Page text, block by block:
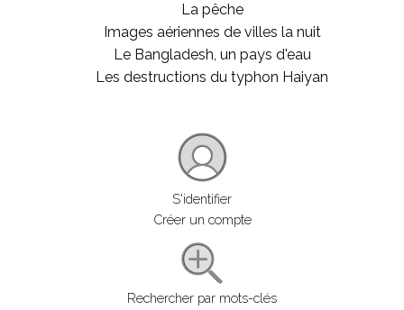
La pêche
Images aériennes de villes la nuit
Le Bangladesh, un pays d'eau
Les destructions du typhon Haiyan
S'identifier
Créer un compte
Rechercher par mots-clés